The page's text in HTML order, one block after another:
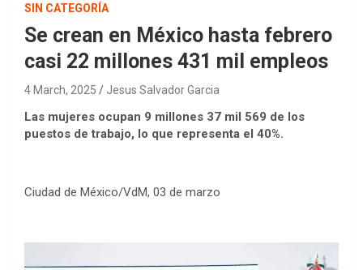
SIN CATEGORÍA
Se crean en México hasta febrero
casi 22 millones 431 mil empleos
4 March, 2025 Jesus Salvador Garcia
Las mujeres ocupan 9 millones 37 mil 569 de los
puestos de trabajo, lo que representa el 40%.
Ciudad de México/VdM, 03 de marzo